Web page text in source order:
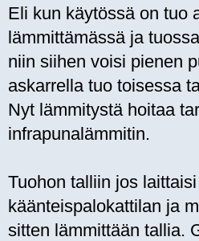
Eli kun käytössä on tuo
lämmittämässä ja
niin siihen voisi pienen
askarrella tuo toisessa
Nyt lämmitystä hoitaa
infrapunalämmitin.
Tuohon talliin jos
käänteispalokattilan ja
sitten lämmittään tallia.